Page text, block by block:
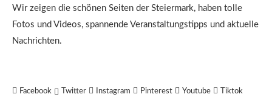
Wir zeigen die schönen Seiten der Steiermark, haben tolle
Fotos und Videos, spannende Veranstaltungstipps und aktuelle
Nachrichten.
Facebook Twitter Instagram Pinterest Youtube Tiktok